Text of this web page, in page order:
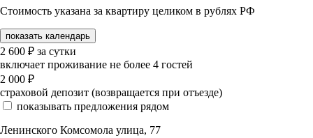
Стоимость указана за квартиру целиком в рублях РФ
показать календарь
2 600 ₽ за сутки
включает проживание не более 4 гостей
2 000 ₽
страховой депозит (возвращается при отъезде)
показывать предложения рядом
Ленинского Комсомола улица, 77